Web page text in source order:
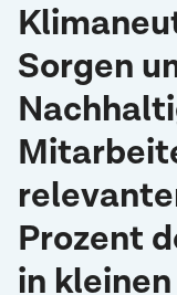
Moderation
Technische
der
Sorgen
Prozent
in